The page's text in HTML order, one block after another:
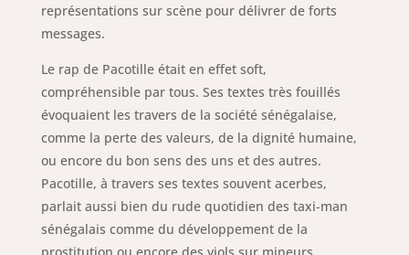
représentations sur scène pour délivrer de forts
messages.
Le rap de Pacotille était en effet soft,
compréhensible par tous. Ses textes très fouillés
évoquaient les travers de la société sénégalaise,
comme la perte des valeurs, de la dignité humaine,
ou encore du bon sens des uns et des autres.
Pacotille, à travers ses textes souvent acerbes,
parlait aussi bien du rude quotidien des taxi-man
sénégalais comme du développement de la